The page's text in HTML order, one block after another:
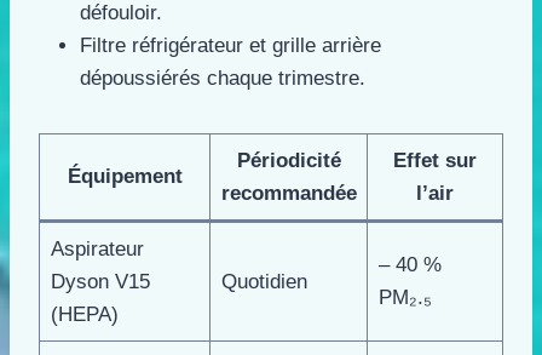
défouloir.
Filtre réfrigérateur et grille arrière
dépoussiérés chaque trimestre.
Équipement
Périodicité
recommandée
Effet sur
l’air
Aspirateur
Dyson V15
(HEPA)
Quotidien
– 40 %
PM₂.₅